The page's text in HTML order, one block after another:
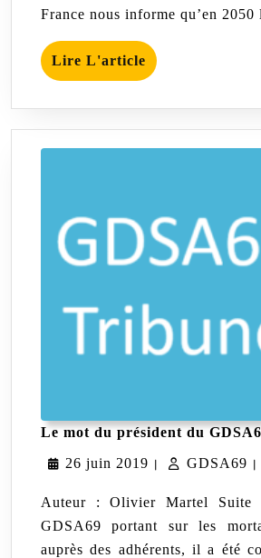
France nous informe qu’en 2050
Lire L'article Lire
L'article
Le mot du président du
26 juin 2019 26
| GDSA69 |
Auteur : Olivier Martel Suite à l’enquête du
GDSA69 portant sur les
auprès des adhérents, il a été